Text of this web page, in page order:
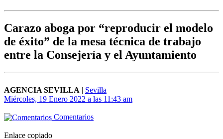
Carazo aboga por “reproducir el modelo
de éxito” de la mesa técnica de trabajo
entre la Consejería y el Ayuntamiento
AGENCIA SEVILLA | Sevilla
Miércoles, 19 Enero 2022 a las 11:43 am
Comentarios
Enlace copiado